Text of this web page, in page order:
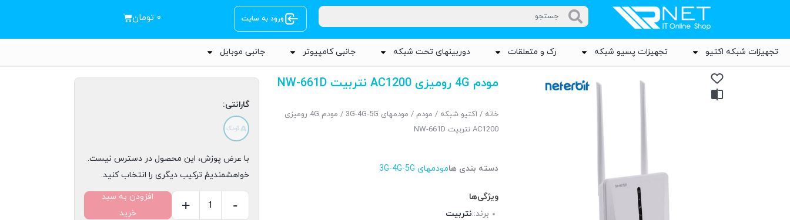
ورود به سایت ۰ تومان
تجهیزات شبکه اکتیو تجهیزات پسیو شبکه رک و متعلقات دوربینهای تحت شبکه جانبی کامپیوتر جانبی موبایل
مودم 4G رومیزی AC1200 نتربیت NW-661D
خانه / اکتیو شبکه / مودم / مودمهای 3G-4G-5G
/ مودم 4G رومیزی
AC1200 نتربیت NW-661D
دسته بندی هامودمهای 3G-4G-5G
ویژگی‌ها
برند::نتربیت
گارانتی:
با عرض پوزش، این محصول در دسترس نیست.
خواهشمندیمً ترکیب دیگری را انتخاب کنید.
-
+
افزودن به سبد
خرید